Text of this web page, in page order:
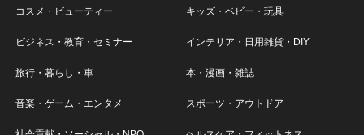
コスメ・ビューティー キッズ・ベビー・玩具
ビジネス・教育・セミナー インテリア・日用雑貨・DIY
旅行・暮らし・車 本・漫画・雑誌
音楽・ゲーム・エンタメ スポーツ・アウトドア